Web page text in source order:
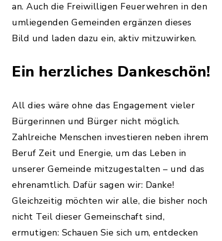
an. Auch die Freiwilligen Feuerwehren in den
umliegenden Gemeinden ergänzen dieses
Bild und laden dazu ein, aktiv mitzuwirken.
Ein herzliches Dankeschön!
All dies wäre ohne das Engagement vieler
Bürgerinnen und Bürger nicht möglich.
Zahlreiche Menschen investieren neben ihrem
Beruf Zeit und Energie, um das Leben in
unserer Gemeinde mitzugestalten – und das
ehrenamtlich. Dafür sagen wir: Danke!
Gleichzeitig möchten wir alle, die bisher noch
nicht Teil dieser Gemeinschaft sind,
ermutigen: Schauen Sie sich um, entdecken